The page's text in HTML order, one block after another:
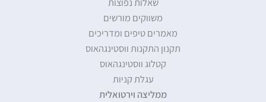
משווקים מורשים
מאמרים טיפים ומדריכים
תקנון התקנות ווסטינגהאוס
קטלוג ווסטינגהאוס
עגלת קניות
ממליצה וירטואלית